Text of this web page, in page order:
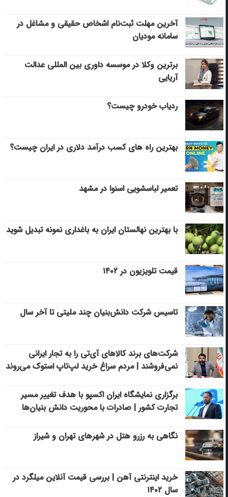
آخرین مهلت ثبت‌نام اشخاص حقیقی و مشاغل در
سامانه مودیان
برترین وکلا در موسسه داوری بین المللی عدالت
آریایی
ردیاب خودرو چیست؟
بهترین راه های کسب درآمد دلاری در ایران چیست؟
تعمیر لباسشویی اسنوا در مشهد
با بهترین نهالستان ایران به باغداری نمونه تبدیل شوید
قیمت تلویزیون در ۱۴۰۲
تاسیس شرکت دانش‌بنیان چند ملیتی تا آخر سال
شرکت‌های برند کالاهای آی‌تی را به تجار ایرانی
نمی‌فروشند | مردم سراغ خرید لپ‌تاپ استوک می‌روند
برگزاری نمایشگاه ایران اکسپو با هدف تغییر مسیر
تجارت کشور | صادرات با محوریت دانش بنیان‌ها
نگاهی به رزرو هتل در شهرهای تهران و شیراز
خرید اینترنتی آهن | بررسی قیمت آنلاین میلگرد در
سال ۱۴۰۲